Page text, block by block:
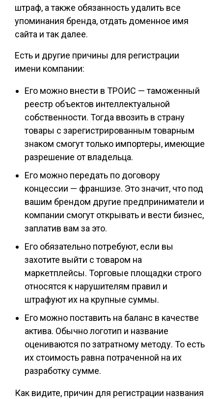
штраф, а также обязанность удалить все
упоминания бренда, отдать доменное имя
сайта и так далее.
Есть и другие причины для регистрации
имени компании:
Его можно внести в ТРОИС — таможенный
реестр объектов интеллектуальной
собственности. Тогда ввозить в страну
товары с зарегистрированным товарным
знаком смогут только импортеры, имеющие
разрешение от владельца.
Его можно передать по договору
концессии — франшизе. Это значит, что под
вашим брендом другие предприниматели и
компании смогут открывать и вести бизнес,
заплатив вам за это.
Его обязательно потребуют, если вы
захотите выйти с товаром на
маркетплейсы. Торговые площадки строго
относятся к нарушителям правил и
штрафуют их на крупные суммы.
Его можно поставить на баланс в качестве
актива. Обычно логотип и название
оцениваются по затратному методу. То есть
их стоимость равна потраченной на их
разработку сумме.
Как видите, причин для регистрации названия